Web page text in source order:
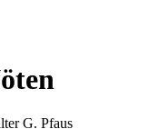
G. Pfaus